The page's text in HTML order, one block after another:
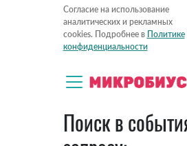
Согласие на использование
аналитических и рекламных
cookies. Подробнее в Политике
конфиденциальности
Поиск в